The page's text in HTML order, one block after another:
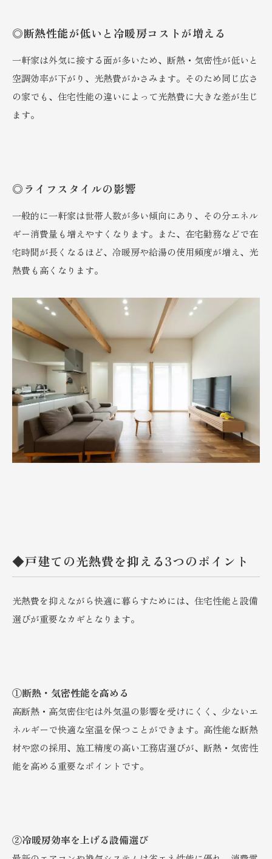
◎断熱性能が低いと冷暖房コストが増える
一軒家は外気に接する面が多いため、断熱・気密性が低いと
空調効率が下がり、光熱費がかさみます。そのため同じ広さ
の家でも、住宅性能の違いによって光熱費に大きな差が生じ
ます。
◎ライフスタイルの影響
一般的に一軒家は世帯人数が多い傾向にあり、その分エネル
ギー消費量も増えやすくなります。また、在宅勤務などで在
宅時間が長くなるほど、冷暖房や給湯の使用頻度が増え、光
熱費も高くなります。
◆戸建ての光熱費を抑える3つのポイント
光熱費を抑えながら快適に暮らすためには、住宅性能と設備
選びが重要なカギとなります。
①断熱・気密性能を高める
高断熱・高気密住宅は外気温の影響を受けにくく、少ないエ
ネルギーで快適な室温を保つことができます。高性能な断熱
材や窓の採用、施工精度の高い工務店選びが、断熱・気密性
能を高める重要なポイントです。
②冷暖房効率を上げる設備選び